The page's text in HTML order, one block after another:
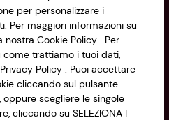
BOLOGNA
Imprese
clienti
per personalizzare i
Per maggiori informazioni su
Cookie Policy . Per
trattiamo i tuoi dati,
Policy . Puoi accettare
cliccando sul pulsante
oppure scegliere le singole
cliccando su SELEZIONA I